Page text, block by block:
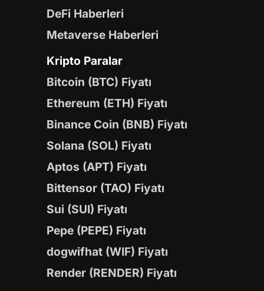
DeFi Haberleri
Metaverse Haberleri
Kripto Paralar
Bitcoin (BTC) Fiyatı
Ethereum (ETH) Fiyatı
Binance Coin (BNB) Fiyatı
Solana (SOL) Fiyatı
Aptos (APT) Fiyatı
Bittensor (TAO) Fiyatı
Sui (SUI) Fiyatı
Pepe (PEPE) Fiyatı
dogwifhat (WIF) Fiyatı
Render (RENDER) Fiyatı